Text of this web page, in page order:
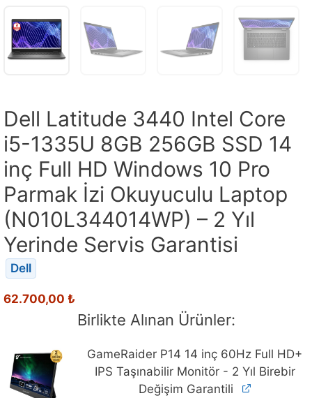
Dell Latitude 3440 Intel Core
i5-1335U 8GB 256GB SSD 14
inç Full HD Windows 10 Pro
Parmak İzi Okuyuculu Laptop
(N010L344014WP) – 2 Yıl
Yerinde Servis Garantisi
Dell
62.700,00 ₺
Birlikte Alınan Ürünler:
GameRaider P14 14 inç 60Hz Full HD+
IPS Taşınabilir Monitör - 2 Yıl Birebir
Değişim Garantili